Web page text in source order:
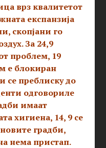
врз квалитетот
експанзија
скопјани го
За 24,9
проблем, 19
е блокиран
се преблиску до
одговориле
имаат
хигиена, 14, 9 се
градби,
нема пристап.